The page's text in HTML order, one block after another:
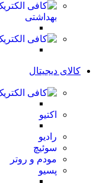
بهداشتی
کالای دیجیتال
اکتیو
رادیو
سوئیچ
مودم و روتر
پسیو